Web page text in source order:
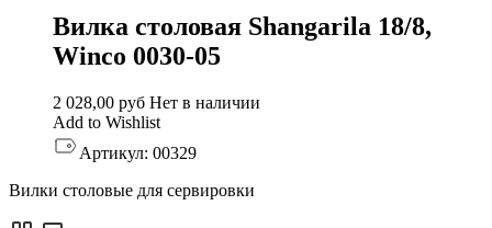
Вилка столовая Shangarila 18/8,
Winco 0030-05
2 028,00 руб Нет в наличии
Add to Wishlist
Артикул: 00329
Вилки столовые для сервировки